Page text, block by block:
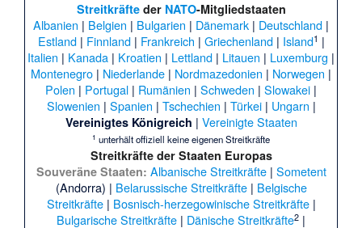
Streitkräfteder NATO-Mitgliedstaaten
Albanien | Belgien | Bulgarien | Dänemark | Deutschland |
Estland| Finnland| Frankreich | Griechenland| Island1 |
Italien | Kanada | Kroatien | Lettland | Litauen | Luxemburg |
Montenegro | Niederlande | Nordmazedonien | Norwegen |
Polen | Portugal | Rumänien | Schweden | Slowakei |
Slowenien | Spanien | Tschechien | Türkei| Ungarn |
Vereinigtes Königreich | Vereinigte Staaten
1 unterhält offiziell keine eigenen Streitkräfte
Streitkräfte der Staaten Europas
Souveräne Staaten: Albanische Streitkräfte| Sometent
(Andorra) | Belarussische Streitkräfte| Belgische
Streitkräfte| Bosnisch-herzegowinische Streitkräfte|
Bulgarische Streitkräfte | Dänische Streitkräfte2 |